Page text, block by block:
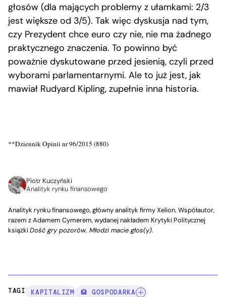
głosów (dla mających problemy z ułamkami: 2/3
jest większe od 3/5). Tak więc dyskusja nad tym,
czy Prezydent chce euro czy nie, nie ma żadnego
praktycznego znaczenia. To powinno być
poważnie dyskutowane przed jesienią, czyli przed
wyborami parlamentarnymi. Ale to już jest, jak
mawiał Rudyard Kipling, zupełnie inna historia.
**Dziennik Opinii nr 96/2015 (880)
Piotr Kuczyński
Analityk rynku finansowego
Analityk rynku finansowego, główny analityk firmy Xelion. Współautor,
razem z Adamem Cymerem, wydanej nakładem Krytyki Politycznej
książkiDość gry pozorów. Młodzi macie głos(y).
TAGI: KAPITALIZM 🏦 GOSPODARKA